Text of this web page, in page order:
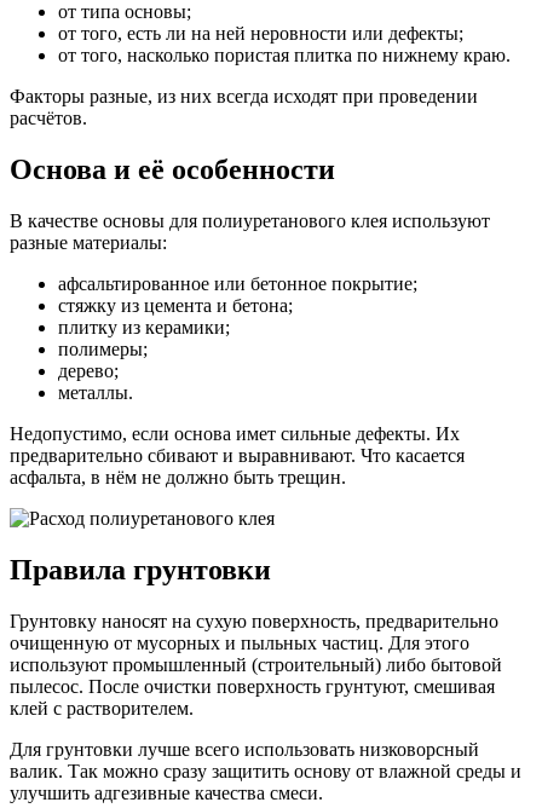
от типа основы;
от того, есть ли на ней неровности или дефекты;
от того, насколько пористая плитка по нижнему краю.
Факторы разные, из них всегда исходят при проведении
расчётов.
Основа и её особенности
В качестве основы для полиуретанового клея используют
разные материалы:
афсальтированное или бетонное покрытие;
стяжку из цемента и бетона;
плитку из керамики;
полимеры;
дерево;
металлы.
Недопустимо, если основа имет сильные дефекты. Их
предварительно сбивают и выравнивают. Что касается
асфальта, в нём не должно быть трещин.
Правила грунтовки
Грунтовку наносят на сухую поверхность, предварительно
очищенную от мусорных и пыльных частиц. Для этого
используют промышленный (строительный) либо бытовой
пылесос. После очистки поверхность грунтуют, смешивая
клей с растворителем.
Для грунтовки лучше всего использовать низковорсный
валик. Так можно сразу защитить основу от влажной среды и
улучшить адгезивные качества смеси.